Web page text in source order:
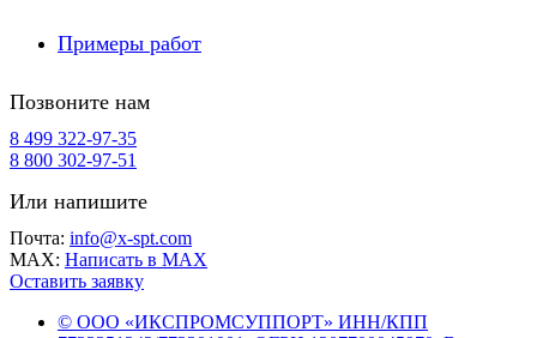
Примеры работ
Позвоните нам
8 499 322-97-35
8 800 302-97-51
Или напишите
Почта: info@x-spt.com
MAX: Написать в MAX
Оставить заявку
© ООО «ИКСПРОМСУППОРТ» ИНН/КПП